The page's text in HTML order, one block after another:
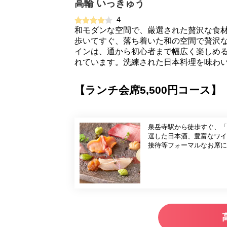
高輪 いっきゅう
4
和モダンな空間で、厳選された贅沢な食
歩いてすぐ、落ち着いた和の空間で贅沢
インは、通から初心者まで幅広く楽しめ
れています。洗練された日本料理を味わ
【ランチ会席5,500円コース
泉岳寺駅から徒歩すぐ、
選した日本酒、豊富なワ
接待等フォーマルなお席